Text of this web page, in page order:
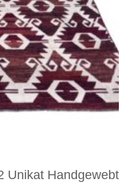
Unikat Handgewebt